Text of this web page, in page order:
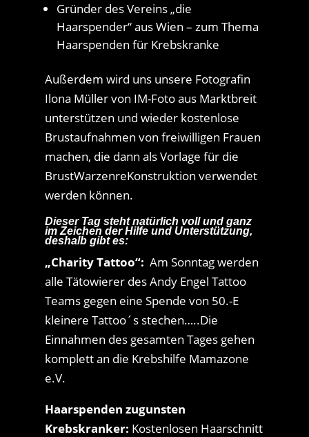
Gründer des Vereins „die
Haarspender“ aus Wien – zum Thema
Haarspenden für Krebskranke
Außerdem wird uns unsere Fotografin
Ilona Müller von IM-Foto aus Marktbreit
unterstützen und wieder kostenlose
Brustaufnahmen von freiwilligen Frauen
machen, die dann als Vorlage für die
BrustWarzenreKonstruktion verwendet
werden können.
Dieser Tag steht natürlich voll und ganz
im Zeichen der Hilfe und Unterstützung,
deshalb gibt es:
„Charity Tattoo“: Am Sonntag werden
alle Tätowierer des Andy Engel Tattoo
Teams gegen eine Spende von 50.-E
kleinere Tattoo´s stechen…..Die
Einnahmen des gesamten Tages gehen
komplett an die Krebshilfe Mamazone
e.V.
Haarspenden zugunsten
Krebskranker: Kostenlosen Haarschnitt